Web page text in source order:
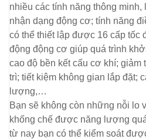
nhiều các tính năng thông
nhận dạng động cơ; tính năng
có thể thiết lập được 16 cấp tốc
động động cơ giúp quá trình
cao độ bền kết cấu cơ khí; giảm
trì; tiết kiệm không gian lắp đặt;
lượng,…
Bạn sẽ không còn những nỗi lo
khống chế được năng lượng
từ nay bạn có thể kiểm soát